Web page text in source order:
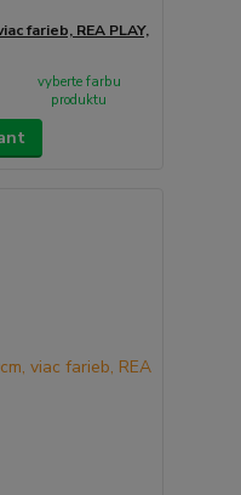
farieb, REA PLAY,
vyberte farbu
produktu